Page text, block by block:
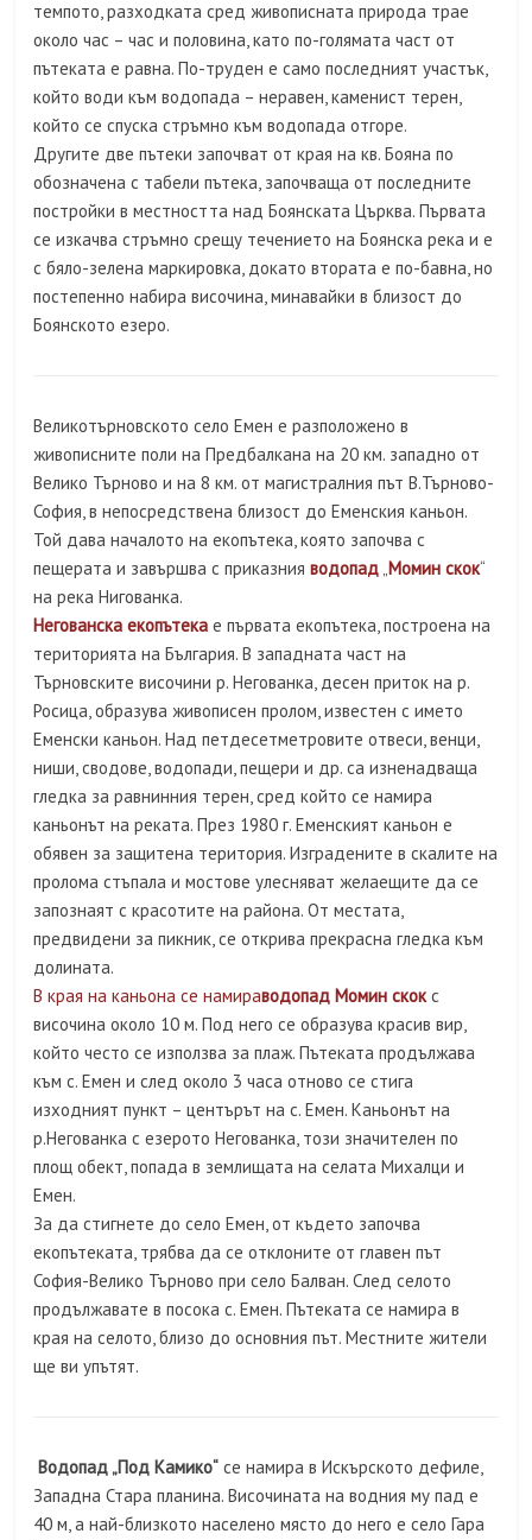
темпото, разходката сред живописната природа трае
около час – час и половина, като по-голямата част от
пътеката е равна. По-труден е само последният участък,
който води към водопада – неравен, каменист терен,
който се спуска стръмно към водопада отгоре.
Другите две пътеки започват от края на кв. Бояна по
обозначена с табели пътека, започваща от последните
постройки в местността над Боянската Църква. Първата
се изкачва стръмно срещу течението на Боянска река и е
с бяло-зелена маркировка, докато втората е по-бавна, но
постепенно набира височина, минавайки в близост до
Боянското езеро.
Великотърновското село Емен е разположено в
живописните поли на Предбалкана на 20 км. западно от
Велико Търново и на 8 км. от магистралния път В.Търново-
София, в непосредствена близост до Еменския каньон.
Той дава началото на екопътека, която започва с
пещерата и завършва с приказнияводопад„Момин скок“
на река Нигованка.
Негованска екопътека е първата екопътека, построена на
територията на България. В западната част на
Търновските височини р. Негованка, десен приток на р.
Росица, образува живописен пролом, известен с името
Еменски каньон. Над петдесетметровите отвеси, венци,
ниши, сводове, водопади, пещери и др. са изненадваща
гледка за равнинния терен, сред който се намира
каньонът на реката. През 1980 г. Еменският каньон е
обявен за защитена територия. Изградените в скалите на
пролома стъпала и мостове улесняват желаещите да се
запознаят с красотите на района. От местата,
предвидени за пикник, се открива прекрасна гледка към
долината.
В края на каньона се намираводопад Момин скокс
височина около 10 м. Под него се образува красив вир,
който често се използва за плаж. Пътеката продължава
към с. Емен и след около 3 часа отново се стига
изходният пункт – центърът на с. Емен. Каньонът на
р.Негованка с езерото Негованка, този значителен по
площ обект, попада в землищата на селата Михалци и
Емен.
За да стигнете до село Емен, от където започва
екопътеката, трябва да се отклоните от главен път
София-Велико Търново при село Балван. След селото
продължавате в посока с. Емен. Пътеката се намира в
края на селото, близо до основния път. Местните жители
ще ви упътят.
Водопад „Под Камико“ се намира в Искърското дефиле,
Западна Стара планина. Височината на водния му пад е
40 м, а най-близкото населено място до него е село Гара